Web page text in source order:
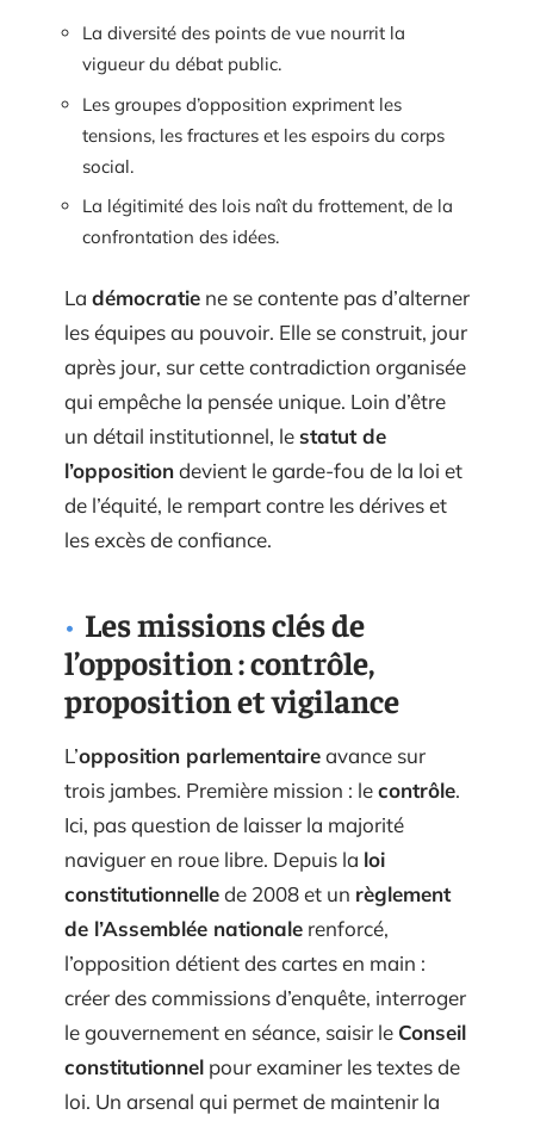
La diversité des points de vue nourrit la
vigueur du débat public.
Les groupes d’opposition expriment les
tensions, les fractures et les espoirs du corps
social.
La légitimité des lois naît du frottement, de la
confrontation des idées.
La démocratie ne se contente pas d’alterner
les équipes au pouvoir. Elle se construit, jour
après jour, sur cette contradiction organisée
qui empêche la pensée unique. Loin d’être
un détail institutionnel, lestatut de
l’oppositiondevient le garde-fou de la loi et
de l’équité, le rempart contre les dérives et
les excès de confiance.
Les missions clés de
l’opposition : contrôle,
proposition et vigilance
L’opposition parlementaireavance sur
trois jambes. Première mission : lecontrôle.
Ici, pas question de laisser la majorité
naviguer en roue libre. Depuis la loi
constitutionnellede 2008 et un règlement
de l’Assemblée nationale renforcé,
l’opposition détient des cartes en main :
créer des commissions d’enquête, interroger
le gouvernement en séance, saisir le Conseil
constitutionnel pour examiner les textes de
loi. Un arsenal qui permet de maintenir la